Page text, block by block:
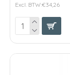
Excl. BTW:€34,26